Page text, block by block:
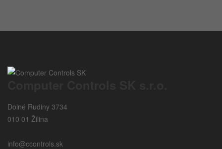
Dolné Rudiny 3734
010 01 Žilina
info@ccontrols.sk